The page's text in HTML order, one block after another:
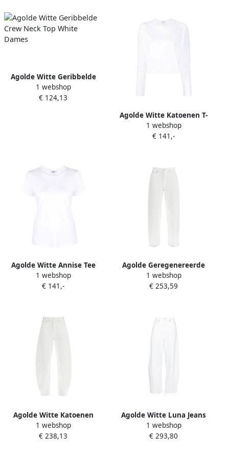
Agolde Witte Geribbelde
Crew Neck Top White
Dames
1 webshop
€ 124,13
Agolde Witte Katoenen T-
shirt White Dames
1 webshop
€ 141,-
Agolde Witte Annise Tee
White Dames
1 webshop
€ 141,-
Agolde Geregenereerde
katoenen Baggy Jeans
White Dames
1 webshop
€ 253,59
Agolde Witte Katoenen
Barrel Jeans Collectie White
Dames
1 webshop
€ 238,13
Agolde Witte Luna Jeans
met Logo Patch White
Dames
1 webshop
€ 293,80